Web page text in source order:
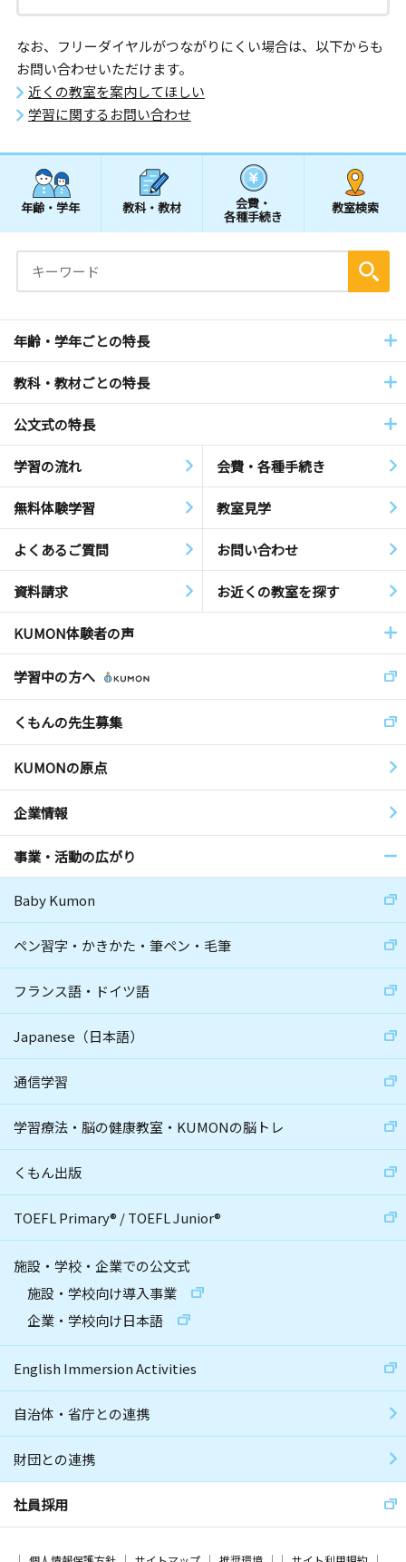
なお、フリーダイヤルがつながりにくい場合は、以下からも
お問い合わせいただけます。
近くの教室を案内してほしい
学習に関するお問い合わせ
年齢・学年 教科・教材 会費・
各種手続き
教室検索
年齢・学年ごとの特長
教科・教材ごとの特長
公文式の特長
学習の流れ 会費・各種手続き
無料体験学習 教室見学
よくあるご質問 お問い合わせ
資料請求 お近くの教室を探す
KUMON体験者の声
学習中の方へ
くもんの先生募集
KUMONの原点
企業情報
事業・活動の広がり
Baby Kumon
ペン習字・かきかた・筆ペン・毛筆
フランス語・ドイツ語
Japanese（日本語）
通信学習
学習療法・脳の健康教室・KUMONの脳トレ
くもん出版
TOEFL Primary® /TOEFL Junior®
施設・学校・企業での公文式
施設・学校向け導入事業
企業・学校向け日本語
English Immersion Activities
自治体・省庁との連携
財団との連携
社員採用